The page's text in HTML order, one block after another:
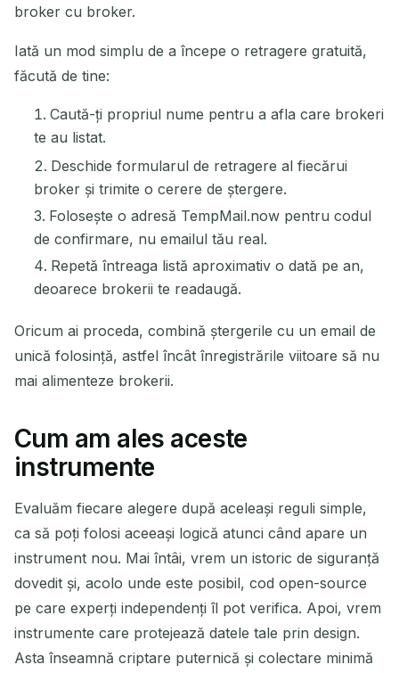
broker cu broker.
Iată un mod simplu de a începe o retragere gratuită,
făcută de tine:
Caută-ți propriul nume pentru a afla care brokeri
te au listat.
Deschide formularul de retragere al fiecărui
broker și trimite o cerere de ștergere.
Folosește o adresă TempMail.now pentru codul
de confirmare, nu emailul tău real.
Repetă întreaga listă aproximativ o dată pe an,
deoarece brokerii te readaugă.
Oricum ai proceda, combină ștergerile cu un email de
unică folosință, astfel încât înregistrările viitoare să nu
mai alimenteze brokerii.
Cum am ales aceste
instrumente
Evaluăm fiecare alegere după aceleași reguli simple,
ca să poți folosi aceeași logică atunci când apare un
instrument nou. Mai întâi, vrem un istoric de siguranță
dovedit și, acolo unde este posibil, cod open-source
pe care experți independenți îl pot verifica. Apoi, vrem
instrumente care protejează datele tale prin design.
Asta înseamnă criptare puternică și colectare minimă